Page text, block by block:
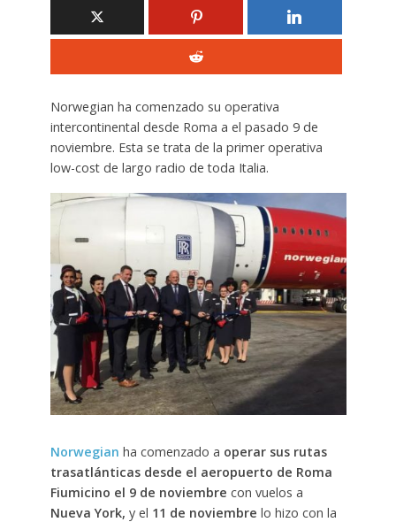
Norwegian ha comenzado su operativa
intercontinental desde Roma a el pasado 9 de
noviembre. Esta se trata de la primer operativa
low-cost de largo radio de toda Italia.
Norwegian ha comenzado a operar sus rutas
trasatlánticas desde el aeropuerto de Roma
Fiumicino el 9 de noviembre con vuelos a
Nueva York, y el 11 de noviembre lo hizo con la